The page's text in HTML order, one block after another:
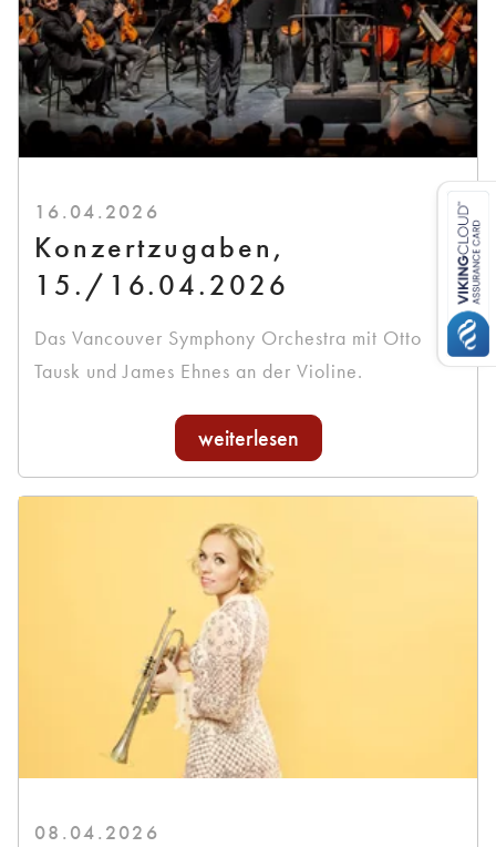
16.04.2026
Konzertzugaben,
15./16.04.2026
Das Vancouver Symphony Orchestra mit Otto
Tausk und James Ehnes an der Violine.
weiterlesen
08.04.2026